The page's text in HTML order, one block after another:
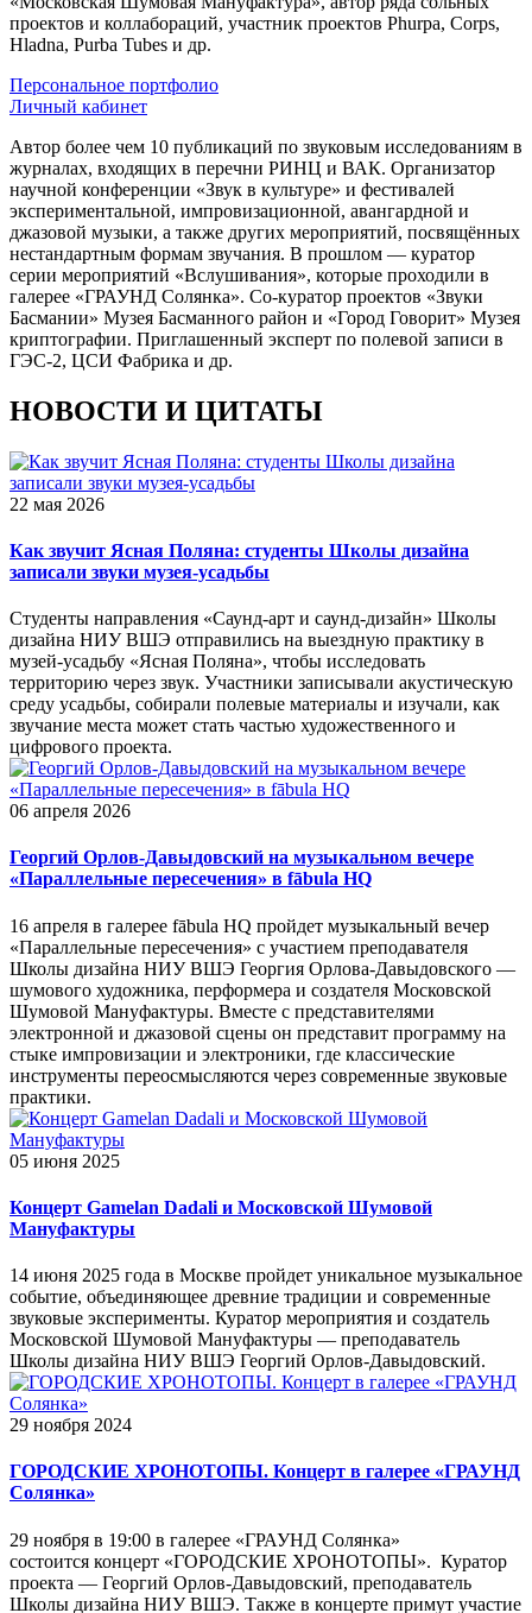
проектов и коллабораций, участник проектов Phurpa, Corps,
Hladna, Purba Tubes и др.
Персональное портфолио
Личный кабинет
Автор более чем 10 публикаций по звуковым исследованиям в
журналах, входящих в перечни РИНЦ и ВАК. Организатор
научной конференции «Звук в культуре» и фестивалей
экспериментальной, импровизационной, авангардной и
джазовой музыки, а также других мероприятий, посвящённых
нестандартным формам звучания. В прошлом — куратор
серии мероприятий «Вслушивания», которые проходили в
галерее «ГРАУНД Солянка». Со-куратор проектов «Звуки
Басмании» Музея Басманного район и «Город Говорит» Музея
криптографии. Приглашенный эксперт по полевой записи в
ГЭС-2, ЦСИ Фабрика и др.
НОВОСТИ И ЦИТАТЫ
22 мая 2026
Как звучит Ясная Поляна: студенты Школы дизайна
записали звуки музея-усадьбы
Студенты направления «Саунд-арт и саунд-дизайн» Школы
дизайна НИУ ВШЭ отправились на выездную практику в
музей-усадьбу «Ясная Поляна», чтобы исследовать
территорию через звук. Участники записывали акустическую
среду усадьбы, собирали полевые материалы и изучали, как
звучание места может стать частью художественного и
цифрового проекта.
06 апреля 2026
Георгий Орлов-Давыдовский на музыкальном вечере
«Параллельные пересечения» в fābula HQ
16 апреля в галерее fābula HQ пройдет музыкальный вечер
«Параллельные пересечения» с участием преподавателя
Школы дизайна НИУ ВШЭ Георгия Орлова-Давыдовского —
шумового художника, перформера и создателя Московской
Шумовой Мануфактуры. Вместе с представителями
электронной и джазовой сцены он представит программу на
стыке импровизации и электроники, где классические
инструменты переосмысляются через современные звуковые
практики.
05 июня 2025
Концерт Gamelan Dadali и Московской Шумовой
Мануфактуры
14 июня 2025 года в Москве пройдет уникальное музыкальное
событие, объединяющее древние традиции и современные
звуковые эксперименты. Куратор мероприятия и создатель
Московской Шумовой Мануфактуры — преподаватель
Школы дизайна НИУ ВШЭ Георгий Орлов-Давыдовский.
29 ноября 2024
ГОРОДСКИЕ ХРОНОТОПЫ. Концерт в галерее «ГРАУНД
Солянка»
29 ноября в 19:00 в галерее «ГРАУНД Солянка»
состоится концерт «ГОРОДСКИЕ ХРОНОТОПЫ». Куратор
проекта — Георгий Орлов-Давыдовский, преподаватель
Школы дизайна НИУ ВШЭ. Также в концерте примут участие